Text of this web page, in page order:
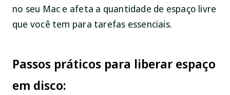
no seu Mac e afeta a quantidade de espaço livre
que você tem para tarefas essenciais.
Passos práticos para liberar espaço
em disco: